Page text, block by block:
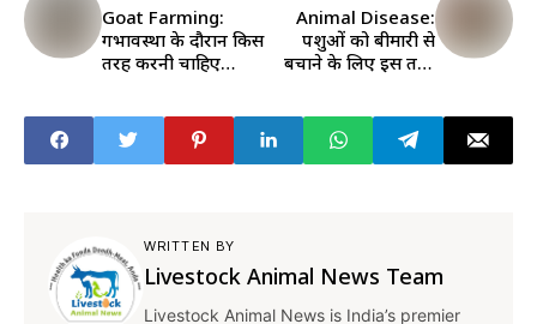
Goat Farming:
गर्भावस्था के दौरान किस
तरह करनी चाहिए
Animal Disease:
पशुओं को बीमारी से
बचाने के लिए इस तरह
WRITTEN BY
Livestock Animal News Team
Livestock Animal News is India’s premier